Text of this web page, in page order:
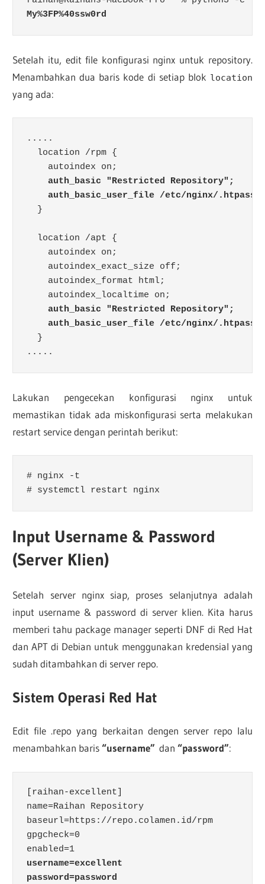
My%3FP%40ssw0rd
Setelah itu, edit file konfigurasi nginx untuk repository.
Menambahkan dua baris kode di setiap blok location
yang ada:
.....
  location /rpm {
    autoindex on;
auth_basic "Restricted Repository";
auth_basic_user_file /etc/nginx/
  }
  location /apt {
    autoindex on;
    autoindex_exact_size off;
    autoindex_format html;
    autoindex_localtime on;
auth_basic "Restricted Repository";
auth_basic_user_file /etc/nginx/
  }
.....
Lakukan pengecekan konfigurasi nginx untuk
memastikan tidak ada miskonfigurasi serta melakukan
restart service dengan perintah berikut:
# nginx -t
# systemctl restart nginx
Input Username & Password
(Server Klien)
Setelah server nginx siap, proses selanjutnya adalah
input username & password di server klien. Kita harus
memberi tahu package manager seperti DNF di Red Hat
dan APT di Debian untuk menggunakan kredensial yang
sudah ditambahkan di server repo.
Sistem Operasi Red Hat
Edit file .repo yang berkaitan dengen server repo lalu
menambahkan baris“username”dan“password”:
[raihan-excellent]
name=Raihan Repository
baseurl=https://repo.colamen.id/rpm
gpgcheck=0
enabled=1
username=excellent
password=password